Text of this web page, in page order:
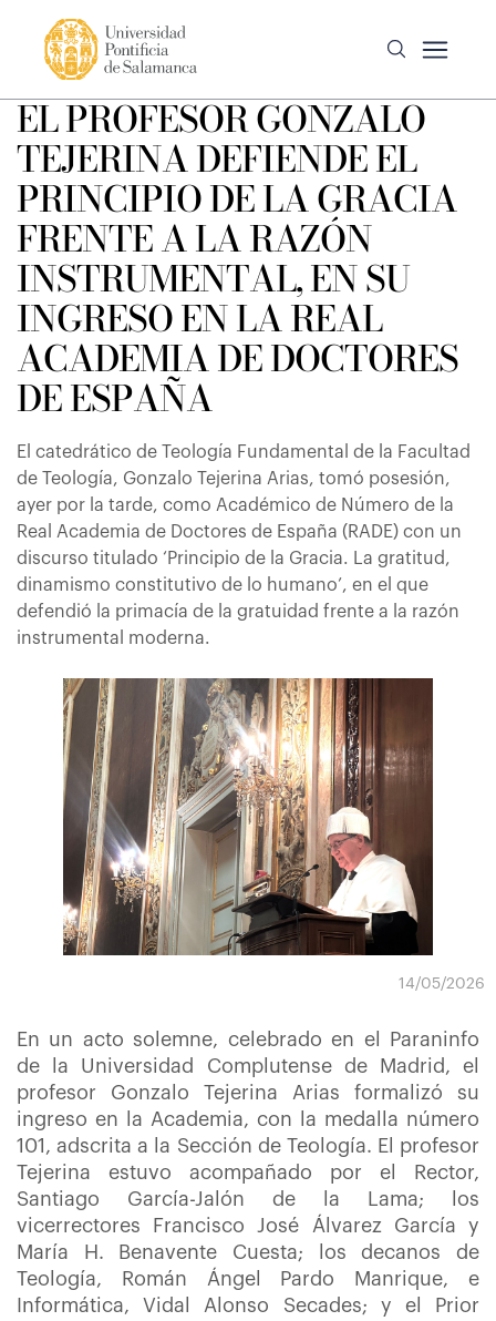
EL PROFESOR GONZALO
TEJERINA DEFIENDE EL
PRINCIPIO DE LA GRACIA
FRENTE A LA RAZÓN
INSTRUMENTAL, EN SU
INGRESO EN LA REAL
ACADEMIA DE DOCTORES
DE ESPAÑA
El catedrático de Teología Fundamental de la Facultad
de Teología, Gonzalo Tejerina Arias, tomó posesión,
ayer por la tarde, como Académico de Número de la
Real Academia de Doctores de España (RADE) con un
discurso titulado ‘Principio de la Gracia. La gratitud,
dinamismo constitutivo de lo humano’, en el que
defendió la primacía de la gratuidad frente a la razón
instrumental moderna.
14/05/2026
En un acto solemne, celebrado en el Paraninfo
de la Universidad Complutense de Madrid, el
profesor Gonzalo Tejerina Arias formalizó su
ingreso en la Academia, con la medalla número
101, adscrita a la Sección de Teología. El profesor
Tejerina estuvo acompañado por el Rector,
Santiago García-Jalón de la Lama; los
vicerrectores Francisco José Álvarez García y
María H. Benavente Cuesta; los decanos de
Teología, Román Ángel Pardo Manrique, e
Informática, Vidal Alonso Secades; y el Prior